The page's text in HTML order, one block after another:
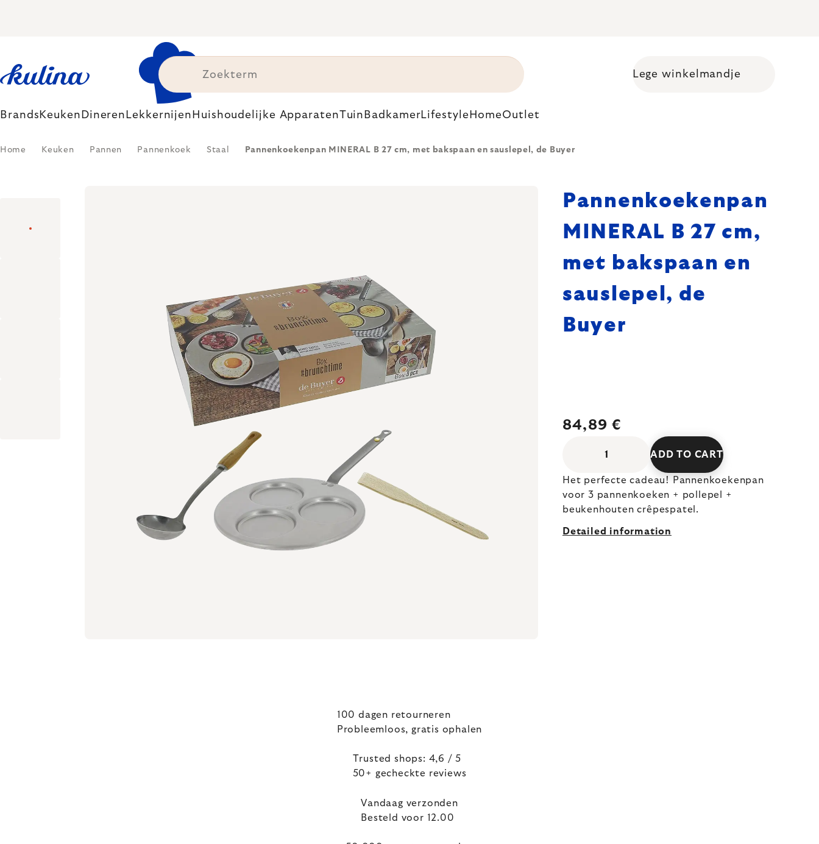
Shopping cart
Lege winkelmandje
Brands Keuken Dineren Lekkernijen Huishoudelijke ApparatenTuin BadkamerLifestyle HomeOutlet
Home Keuken Pannen Pannenkoek Staal Pannenkoekenpan MINERAL B 27 cm, met bakspaan en sauslepel, de Buyer
Pannenkoekenpan
MINERAL B 27 cm,
met bakspaan en
sauslepel, de
Buyer
84,89 €
ADD TO CART
Het perfecte cadeau! Pannenkoekenpan
voor 3 pannenkoeken + pollepel +
beukenhouten crêpespatel.
Detailed information
100 dagen retourneren
Probleemloos, gratis ophalen
Trusted shops: 4,6 / 5
50+ gecheckte reviews
Vandaag verzonden
Besteld voor 12.00